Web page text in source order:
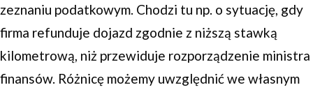
zeznaniu podatkowym. Chodzi tu np. o sytuację, gdy
firma refunduje dojazd zgodnie z niższą stawką
kilometrową, niż przewiduje rozporządzenie ministra
finansów. Różnicę możemy uwzględnić we własnym